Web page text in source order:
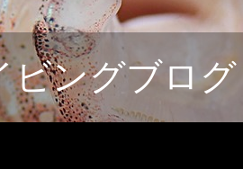
ビングブログ